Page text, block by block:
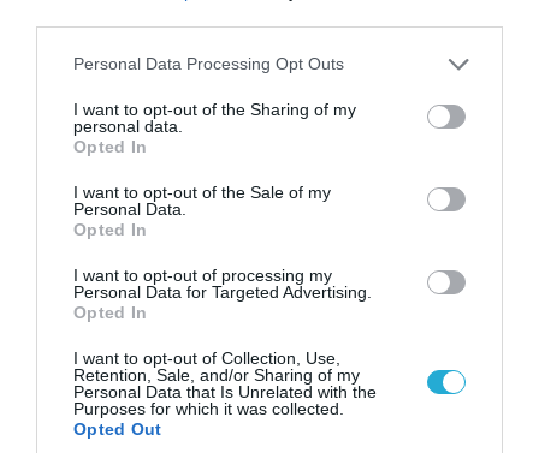
Please note that this website/app uses one or more Google
not limited to your visit or usage behaviour. You may click to
grant or deny consent to Google and its third-party tags to
use your data for below specified purposes in below Google
consent section.
Personal Data Processing Opt Outs
I want to opt-out of the Sharing of my
personal data.
Opted In
I want to opt-out of the Sale of my
Personal Data.
Opted In
I want to opt-out of processing my
Personal Data for Targeted Advertising.
Opted In
I want to opt-out of Collection, Use,
Retention, Sale, and/or Sharing of my
Personal Data that Is Unrelated with the
Purposes for which it was collected.
Opted Out
08.08.2026 | 09:02
«Η απόλυτη τραγωδία»: Η «αιχμηρή» ανάρτηση
του Αρκά για τα τατουάζ (φωτο)